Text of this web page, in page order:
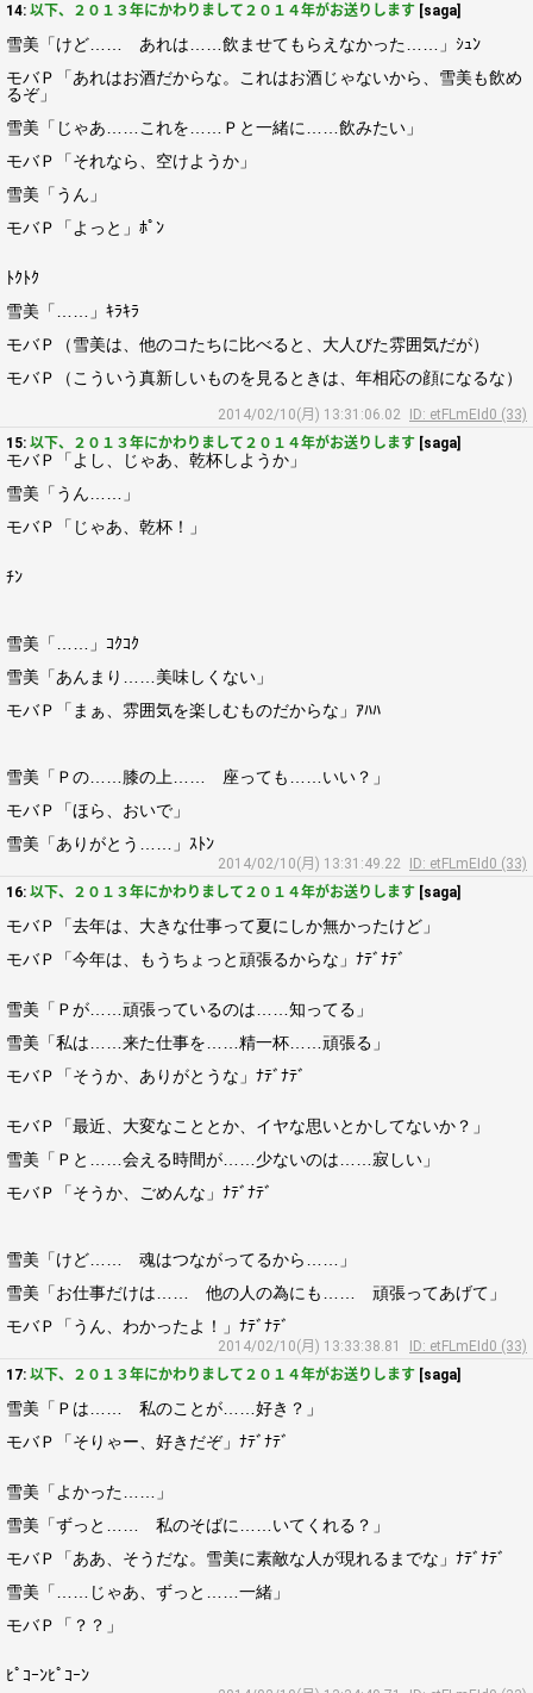
14: 以下、２０１３年にかわりまして２０１４年がお送りします [saga]
雪美「けど…… あれは……飲ませてもらえなかった……」ｼｭﾝ
モバＰ「あれはお酒だからな。これはお酒じゃないから、雪美も飲め
るぞ」
雪美「じゃあ……これを……Ｐと一緒に……飲みたい」
モバＰ「それなら、空けようか」
雪美「うん」
モバＰ「よっと」ﾎﾟﾝ
ﾄｸﾄｸ
雪美「……」ｷﾗｷﾗ
モバＰ（雪美は、他のコたちに比べると、大人びた雰囲気だが）
モバＰ（こういう真新しいものを見るときは、年相応の顔になるな）
2014/02/10(月) 13:31:06.02
ID: etFLmEId0 (33)
15: 以下、２０１３年にかわりまして２０１４年がお送りします [saga]
モバＰ「よし、じゃあ、乾杯しようか」
雪美「うん……」
モバＰ「じゃあ、乾杯！」
ﾁﾝ
雪美「……」ｺｸｺｸ
雪美「あんまり……美味しくない」
モバＰ「まぁ、雰囲気を楽しむものだからな」ｱﾊﾊ
雪美「Ｐの……膝の上…… 座っても……いい？」
モバＰ「ほら、おいで」
雪美「ありがとう……」ｽﾄﾝ
2014/02/10(月) 13:31:49.22
ID: etFLmEId0 (33)
16: 以下、２０１３年にかわりまして２０１４年がお送りします [saga]
モバＰ「去年は、大きな仕事って夏にしか無かったけど」
モバＰ「今年は、もうちょっと頑張るからな」ﾅﾃﾞﾅﾃﾞ
雪美「Ｐが……頑張っているのは……知ってる」
雪美「私は……来た仕事を……精一杯……頑張る」
モバＰ「そうか、ありがとうな」ﾅﾃﾞﾅﾃﾞ
モバＰ「最近、大変なこととか、イヤな思いとかしてないか？」
雪美「Ｐと……会える時間が……少ないのは……寂しい」
モバＰ「そうか、ごめんな」ﾅﾃﾞﾅﾃﾞ
雪美「けど…… 魂はつながってるから……」
雪美「お仕事だけは…… 他の人の為にも…… 頑張ってあげて」
モバＰ「うん、わかったよ！」ﾅﾃﾞﾅﾃﾞ
2014/02/10(月) 13:33:38.81
ID: etFLmEId0 (33)
17: 以下、２０１３年にかわりまして２０１４年がお送りします [saga]
雪美「Ｐは…… 私のことが……好き？」
モバＰ「そりゃー、好きだぞ」ﾅﾃﾞﾅﾃﾞ
雪美「よかった……」
雪美「ずっと…… 私のそばに……いてくれる？」
モバＰ「ああ、そうだな。雪美に素敵な人が現れるまでな」ﾅﾃﾞﾅﾃﾞ
雪美「……じゃあ、ずっと……一緒」
モバＰ「？？」
ﾋﾟｺｰﾝﾋﾟｺｰﾝ